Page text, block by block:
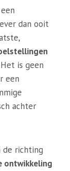
dan ooit
is geen
een
achter
de richting
ontwikkeling